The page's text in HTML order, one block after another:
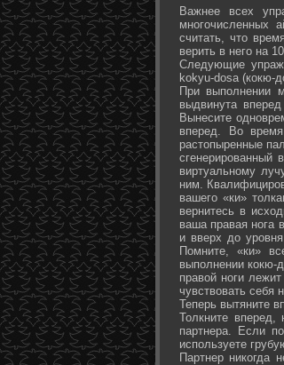
Важнее всех
многочисленных
считать, что
верить в него на
Следующие
kokyu-dosa (кокю-
При выполнении
выдвинута
Вынесите
вперед. Во время
растопыренные
сгенерированный
виртуальному
ним.
вашего «ки»
вернитесь в
ваша правая нога
и вверх до
Помните, «ки»
выполнении кокю-
правой ноги
чувствовать себя
Теперь вытяните
Толкните
партнера. Если
используете
Партнер никогда